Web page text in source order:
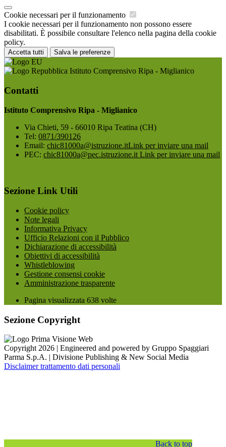
Cookie necessari per il funzionamento
I cookie necessari per il funzionamento non possono essere
disabilitati. È possibile consultare l'elenco nella pagina della cookie
policy.
Accetta tutti Salva le preferenze
Istituto Comprensivo Ripa - Miglianico
Contatti
Istituto Comprensivo Ripa - Miglianico
Via Chieti, 59 - 66010 Ripa Teatina (CH)
Tel: 0871/390126
Email: chic81000a@istruzione.itLink per inviare una mail
PEC: chic81000a@pec.istruzione.it Link per inviare una mail
Sezione Link Utili
Cookie policy
Note legali
Informativa Privacy
Ufficio Relazioni con il Pubblico
Dichiarazione di accessibilità
Obiettivi di accessibilità
Whistleblowing
Gestione consensi cookie
Amministrazione trasparente
Pagina visualizzata 638 volte
Sezione Copyright
Copyright 2026 | Engineered and powered by Gruppo Spaggiari
Parma S.p.A. | Divisione Publishing & New Social Media
Disclaimer trattamento dati personali
Back to top